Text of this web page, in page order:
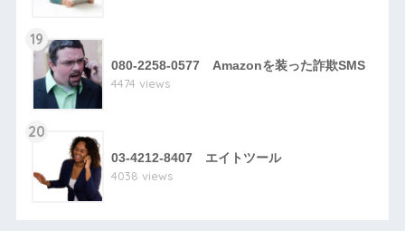
19
080-2258-0577 Amazonを装った詐欺SMS
4474 views
20
03-4212-8407 エイトツール
4038 views